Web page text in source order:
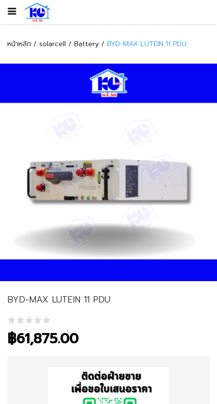
หน้าหลัก solarcell Battery BYD-MAX LUTEIN 11 PDU
BYD-MAX LUTEIN 11 PDU
฿61,875.00